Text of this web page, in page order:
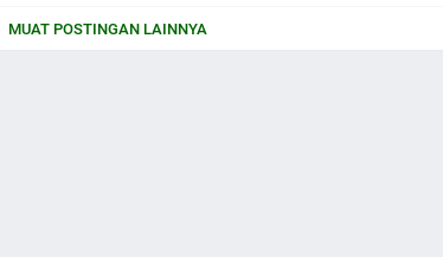
MUAT POSTINGAN LAINNYA